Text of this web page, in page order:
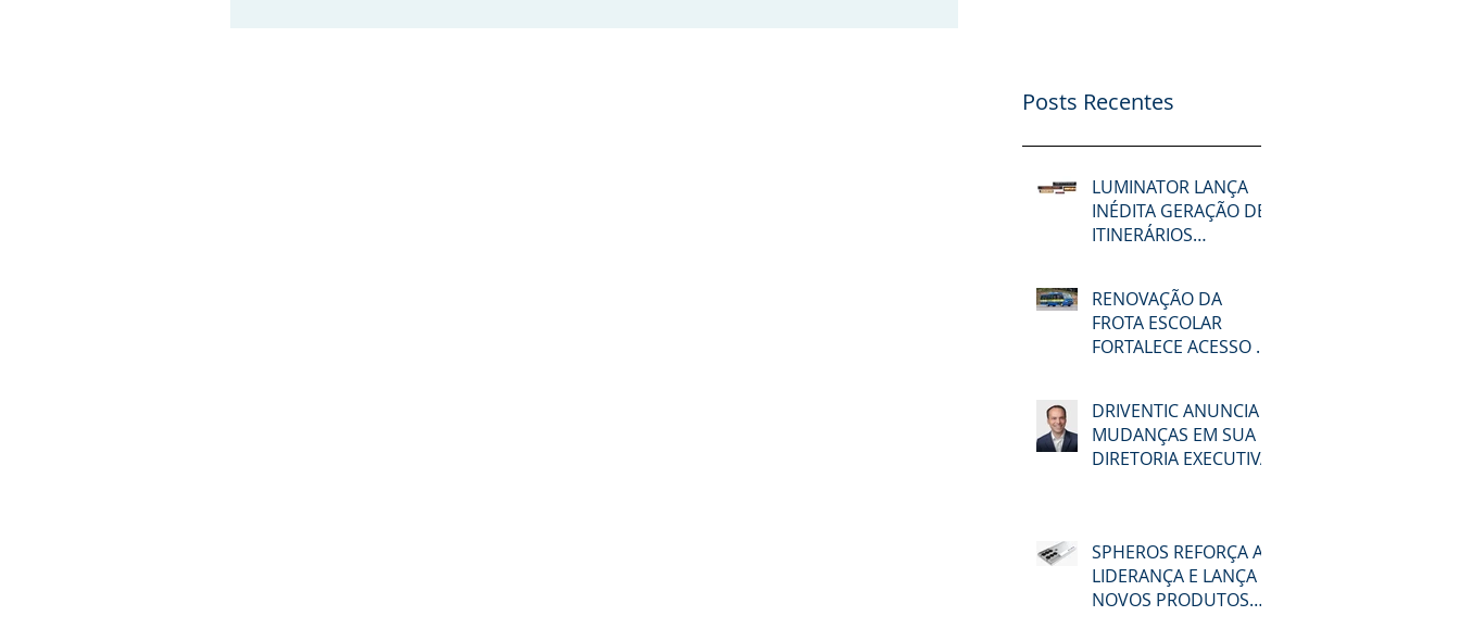
Posts Recentes
LUMINATOR LANÇA
INÉDITA GERAÇÃO DE
ITINERÁRIOS
RENOVAÇÃO DA
FROTA ESCOLAR
FORTALECE ACESSO À
MACAÉ
DRIVENTIC ANUNCIA
MUDANÇAS EM SUA
DIRETORIA EXECUTIVA
SPHEROS REFORÇA A
LIDERANÇA E LANÇA
NOVOS PRODUTOS